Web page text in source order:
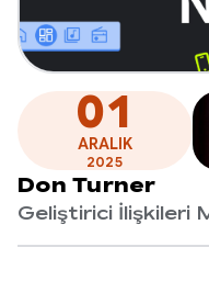
01
ARALIK
2025
Don Turner
Geliştirici İlişkileri